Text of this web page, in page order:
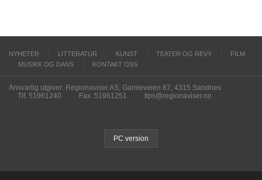
NYHETER LITTERATUR KUNST TEATER OG REVY
FILM
MUSIKK OG DANS
KONTAKT OSS
Ansvarlig utgiver: Regionaviser AS, Gamleveien 87, 4315 Sandnes
Tlf. 51961240
Fax. 51961251 tips@regionaviser.no
PC version